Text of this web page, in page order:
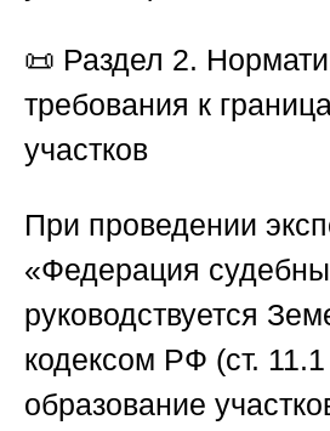
📜 Раздел 2.
требования к
участков
При проведении
«Федерация
руководствуется
кодексом РФ (ст.
образование